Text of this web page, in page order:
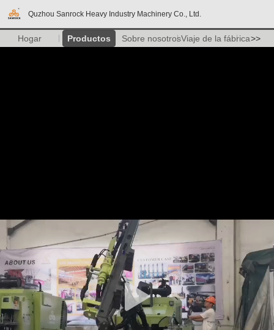
Quzhou Sanrock Heavy Industry Machinery Co., Ltd.
Hogar Productos Sobre nosotrosViaje de la fábrica>>